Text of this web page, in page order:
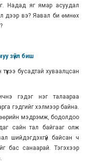
Надад яг ямар асуудал
дээр вэ? Яавал би өмнөх
зүйл биш
бусадтай хуваалцсан
гэдэг нэг талаараа
гэдгийг хэлмээр байна.
өөрийн мэдрэмж, бодолдоо
сайн тал байгааг олж
шийдэгдэхгүй байсан ч
бас санаарай. Тэгэхээр